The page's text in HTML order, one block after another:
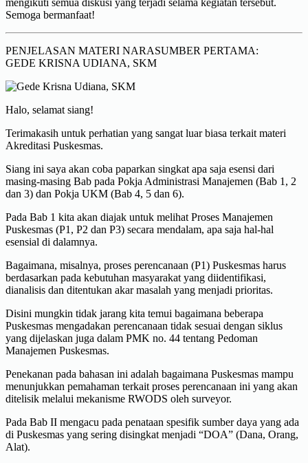
Semoga bermanfaat!
PENJELASAN MATERI NARASUMBER PERTAMA:
GEDE KRISNA UDIANA, SKM
Halo, selamat siang!
Terimakasih untuk perhatian yang sangat luar biasa terkait materi
Akreditasi Puskesmas.
Siang ini saya akan coba paparkan singkat apa saja esensi dari
masing-masing Bab pada Pokja Administrasi Manajemen (Bab 1, 2
dan 3) dan Pokja UKM (Bab 4, 5 dan 6).
Pada Bab 1 kita akan diajak untuk melihat Proses Manajemen
Puskesmas (P1, P2 dan P3) secara mendalam, apa saja hal-hal
esensial di dalamnya.
Bagaimana, misalnya, proses perencanaan (P1) Puskesmas harus
berdasarkan pada kebutuhan masyarakat yang diidentifikasi,
dianalisis dan ditentukan akar masalah yang menjadi prioritas.
Disini mungkin tidak jarang kita temui bagaimana beberapa
Puskesmas mengadakan perencanaan tidak sesuai dengan siklus
yang dijelaskan juga dalam PMK no. 44 tentang Pedoman
Manajemen Puskesmas.
Penekanan pada bahasan ini adalah bagaimana Puskesmas mampu
menunjukkan pemahaman terkait proses perencanaan ini yang akan
ditelisik melalui mekanisme RWODS oleh surveyor.
Pada Bab II mengacu pada penataan spesifik sumber daya yang ada
di Puskesmas yang sering disingkat menjadi “DOA” (Dana, Orang,
Alat).